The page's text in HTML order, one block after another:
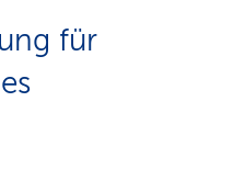
für